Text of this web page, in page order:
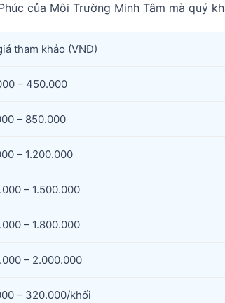
của Môi Trường Minh Tâm mà quý
tham khảo (VNĐ)
– 450.000
– 850.000
– 1.200.000
– 1.500.000
– 1.800.000
– 2.000.000
– 320.000/khối